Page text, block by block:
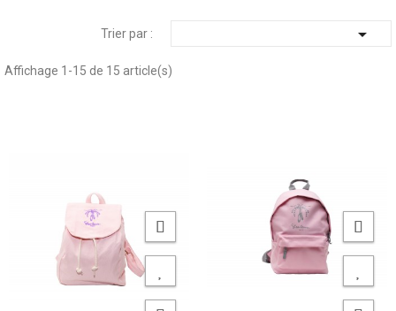
Trier par : 
Affichage 1-15 de 15 article(s)